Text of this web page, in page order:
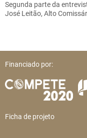
Segunda parte da
José Leitão, Alto
Financiado por:
Ficha de projeto